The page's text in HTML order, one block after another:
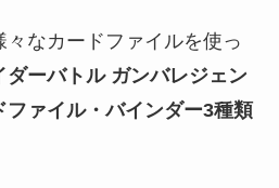
なカードファイルを使っ
ダーバトル ガンバレジェン
ファイル・バインダー3種類